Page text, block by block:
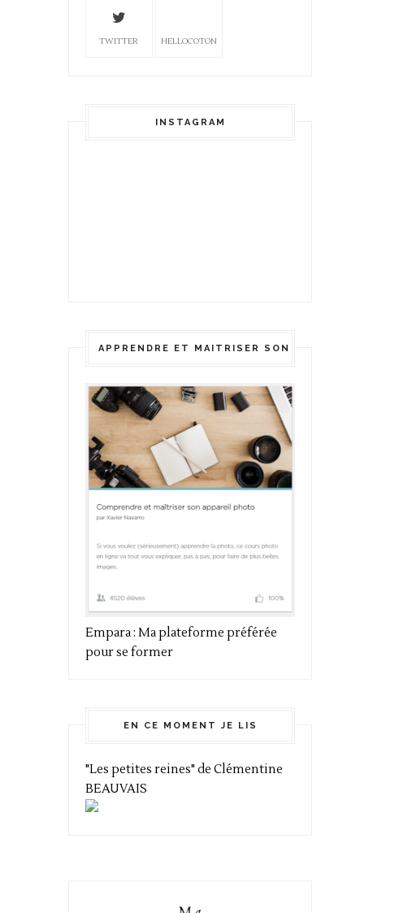
TWITTER HELLOCOTON
INSTAGRAM
APPRENDRE ET MAITRISER SON APPAREIL PHOTO
Empara : Ma plateforme préférée
pour se former
EN CE MOMENT JE LIS
"Les petites reines" de Clémentine
BEAUVAIS